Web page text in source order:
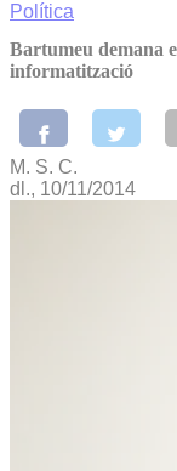
Política
Bartumeu demana
informatització
M. S. C.
dl., 10/11/2014